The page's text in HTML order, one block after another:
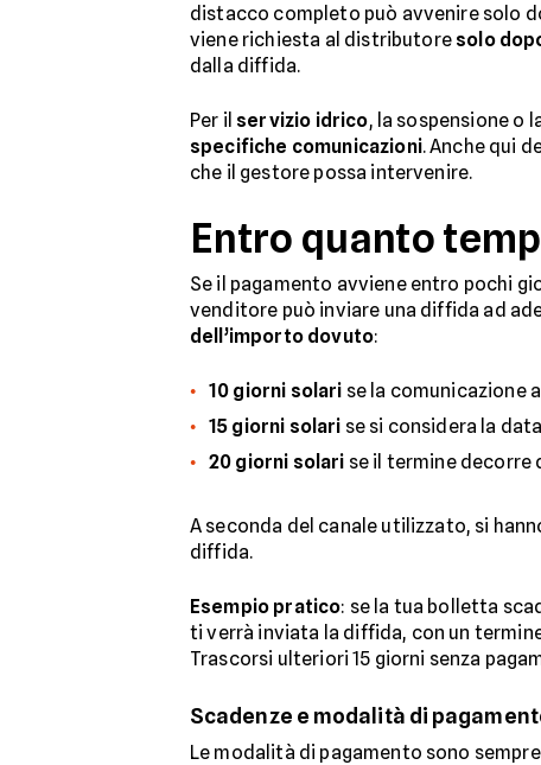
distacco completo può avvenire solo
viene richiesta al distributore solo
dalla diffida.
Per il servizio idrico, la sospensione o
specifiche comunicazioni. Anche qui
che il gestore possa intervenire.
Entro quanto
Se il pagamento avviene entro pochi
venditore può inviare una diffida ad
dell’importo dovuto:
10 giorni solari se la comunicazione
15 giorni solari se si considera la
20 giorni solari se il termine decorre
A seconda del canale utilizzato, si
diffida.
Esempio pratico: se la tua bolletta
ti verrà inviata la diffida, con un
Trascorsi ulteriori 15 giorni senza
Scadenze e modalità di
Le modalità di pagamento sono